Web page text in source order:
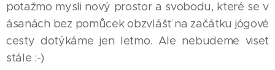
potažmo mysli nový prostor a svobodu, které se v
ásanách bez pomůcek obzvlášť na začátku jógové
cesty dotýkáme jen letmo. Ale nebudeme viset
stále :-)